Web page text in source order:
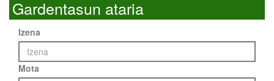
Gardentasun ataria
Izena
Mota